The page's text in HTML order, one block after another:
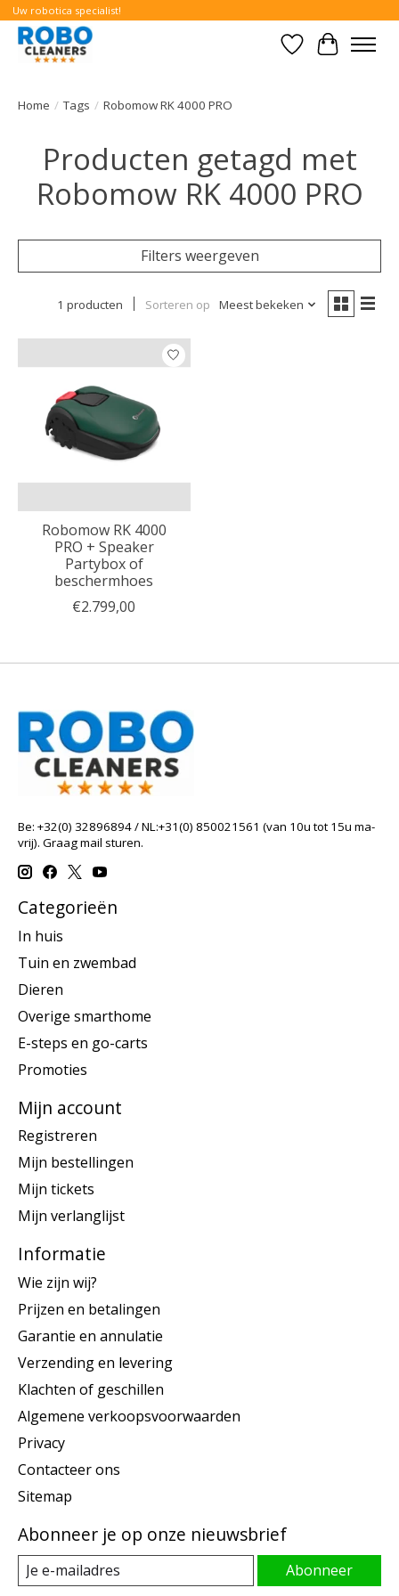
Uw robotica specialist!
Verlanglijst
Home / Tags / Robomow RK 4000 PRO
Producten getagd met
Robomow RK 4000 PRO
Filters weergeven
1 producten Sorteren op Meest bekeken
Robomow RK 4000
PRO + Speaker
Partybox of
beschermhoes
€2.799,00
Be: +32(0) 32896894 / NL:+31(0) 850021561 (van 10u tot 15u ma-
vrij). Graag mail sturen.
Categorieën
In huis
Tuin en zwembad
Dieren
Overige smarthome
E-steps en go-carts
Promoties
Mijn account
Registreren
Mijn bestellingen
Mijn tickets
Mijn verlanglijst
Informatie
Wie zijn wij?
Prijzen en betalingen
Garantie en annulatie
Verzending en levering
Klachten of geschillen
Algemene verkoopsvoorwaarden
Privacy
Contacteer ons
Sitemap
Abonneer je op onze nieuwsbrief
Abonneer